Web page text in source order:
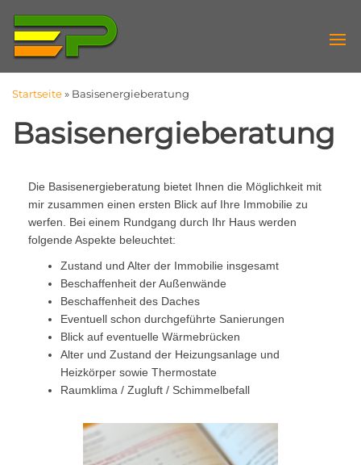
Startseite» Basisenergieberatung
Basisenergieberatung
Die Basisenergieberatung bietet Ihnen die Möglichkeit mit
mir zusammen einen ersten Blick auf Ihre Immobilie zu
werfen. Bei einem Rundgang durch Ihr Haus werden
folgende Aspekte beleuchtet:
Zustand und Alter der Immobilie insgesamt
Beschaffenheit der Außenwände
Beschaffenheit des Daches
Eventuell schon durchgeführte Sanierungen
Blick auf eventuelle Wärmebrücken
Alter und Zustand der Heizungsanlage und
Heizkörper sowie Thermostate
Raumklima / Zugluft / Schimmelbefall